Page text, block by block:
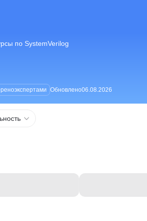
по SystemVerilog
экспертами Обновлено06.08.2026